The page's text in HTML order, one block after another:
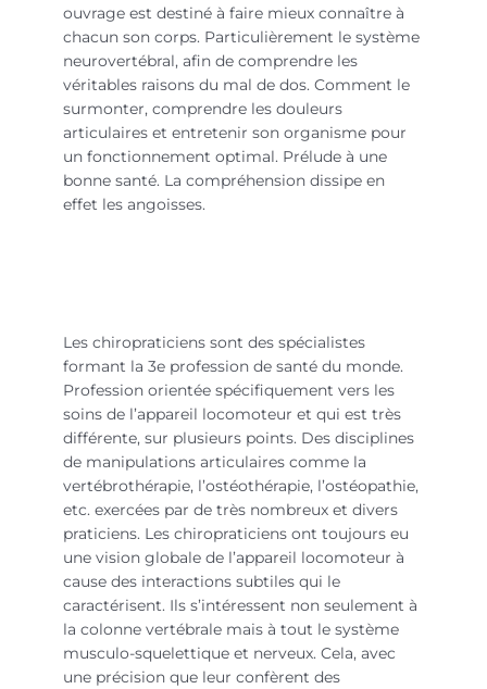
ouvrage est destiné à faire mieux connaître à
chacun son corps. Particulièrement le système
neurovertébral, afin de comprendre les
véritables raisons du mal de dos. Comment le
surmonter, comprendre les douleurs
articulaires et entretenir son organisme pour
un fonctionnement optimal. Prélude à une
bonne santé. La compréhension dissipe en
effet les angoisses.
Les chiropraticiens sont des spécialistes
formant la 3e profession de santé du monde.
Profession orientée spécifiquement vers les
soins de l’appareil locomoteur et qui est très
différente, sur plusieurs points. Des disciplines
de manipulations articulaires comme la
vertébrothérapie, l’ostéothérapie, l’ostéopathie,
etc. exercées par de très nombreux et divers
praticiens. Les chiropraticiens ont toujours eu
une vision globale de l’appareil locomoteur à
cause des interactions subtiles qui le
caractérisent. Ils s’intéressent non seulement à
la colonne vertébrale mais à tout le système
musculo-squelettique et nerveux. Cela, avec
une précision que leur confèrent des